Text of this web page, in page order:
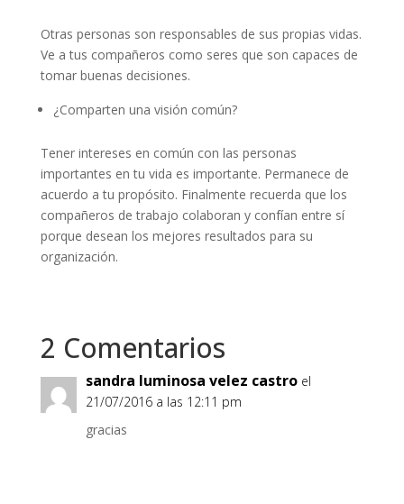
Otras personas son responsables de sus propias vidas.
Ve a tus compañeros como seres que son capaces de
tomar buenas decisiones.
¿Comparten una visión común?
Tener intereses en común con las personas
importantes en tu vida es importante. Permanece de
acuerdo a tu propósito. Finalmente recuerda que los
compañeros de trabajo colaboran y confían entre sí
porque desean los mejores resultados para su
organización.
2 Comentarios
sandra luminosa velez castro el
21/07/2016 a las 12:11 pm
gracias